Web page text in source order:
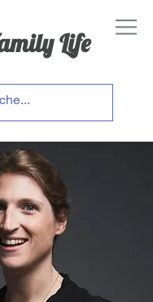
Life